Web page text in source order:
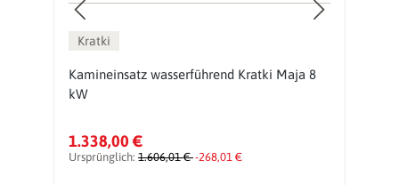
Kratki
Kamineinsatz wasserführend Kratki Maja 8
kW
1.338,00 €
Ursprünglich: 1.606,01 €-268,01 €